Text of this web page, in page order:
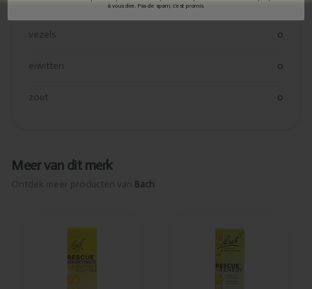
koolhydraaten suiker 0
vezels 0
eiwitten 0
zout 0
Meer van dit merk
Ontdek meer producten van Bach
remedy
gouttes nuit
Ajouté
Bach Rescue
remedy
10ml
PL500/28
à vous dire. Pas de spam, c'est promis.